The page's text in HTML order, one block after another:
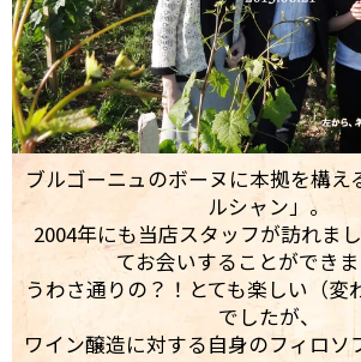
ブルゴーニュのボーヌに本拠を構え
ルシャン」。
2004年にも当店スタッフが訪れま
てお会いすることができま
うわさ通りの？！とても楽しい（変
でしたが、
ワイン醸造に対する自身のフィロソ